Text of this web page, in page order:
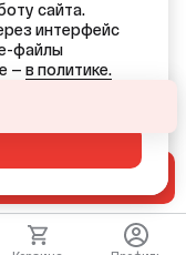
21225
сайта.
интерфейс
файлы
— в политике.